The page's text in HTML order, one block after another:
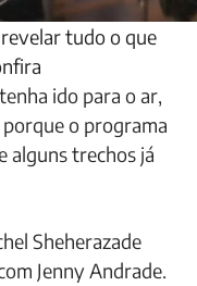
tudo o que
ido para o ar,
o programa
alguns trechos já
Sheherazade
Jenny Andrade.